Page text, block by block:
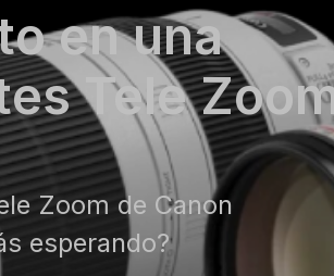
en una
Tele
Zoom de Canon
esperando?